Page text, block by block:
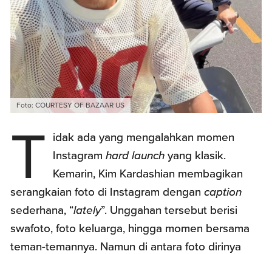
Foto: COURTESY OF BAZAAR US
T
idak ada yang mengalahkan momen
Instagramhard launch yang klasik.
Kemarin, Kim Kardashian membagikan
serangkaian foto di Instagram dengancaption
sederhana, “lately”. Unggahan tersebut berisi
swafoto, foto keluarga, hingga momen bersama
teman-temannya. Namun di antara foto dirinya